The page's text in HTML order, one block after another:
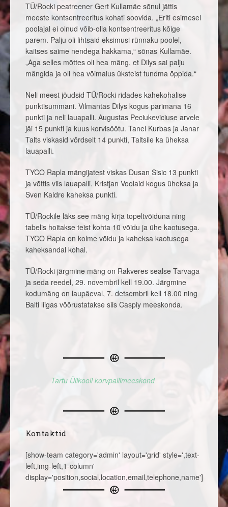
TÜ/Rocki peatreener Gert Kullamäe sõnul jättis
meeste kontsentreeritus kohati soovida. „Eriti esimesel
poolajal ei olnud võib-olla kontsentreeritus kõige
parem. Palju oli lihtsaid eksimusi rünnaku poolel,
kaitses saime nendega hakkama,“ sõnas Kullamäe.
„Aga selles mõttes oli hea mäng, et Dilys sai palju
mängida ja oli hea võimalus üksteist tundma õppida.“
Neli meest jõudsid TÜ/Rocki ridades kahekohalise
punktisummani. Vilmantas Dilys kogus parimana 16
punkti ja neli lauapalli. Augustas Peciukeviciuse arvele
jäi 15 punkti ja kuus korvisöötu. Tanel Kurbas ja Janar
Talts viskasid võrdselt 14 punkti, Taltsile ka üheksa
lauapalli.
TYCO Rapla mängijatest viskas Dusan Sisic 13 punkti
ja võttis viis lauapalli. Kristjan Voolaid kogus üheksa ja
Sven Kaldre kaheksa punkti.
TÜ/Rockile läks see mäng kirja topeltvõiduna ning
tabelis hoitakse teist kohta 10 võidu ja ühe kaotusega.
TYCO Rapla on kolme võidu ja kaheksa kaotusega
kaheksandal kohal.
TÜ/Rocki järgmine mäng on Rakveres sealse Tarvaga
ja seda reedel, 29. novembril kell 19.00. Järgmine
kodumäng on laupäeval, 7. detsembril kell 18.00 ning
Balti liigas võõrustatakse siis Caspiy meeskonda.
Tartu Ülikooli korvpallimeeskond
Kontaktid
[show-team category='admin' layout='grid' style=',text-
left,img-left,1-column'
display='position,social,location,email,telephone,name']